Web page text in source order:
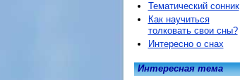
Тематический сонник
Как научиться
толковать свои сны?
Интересно о снах
Интересная тема